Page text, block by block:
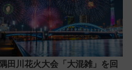
隅田川花火大会「大混雑」を回